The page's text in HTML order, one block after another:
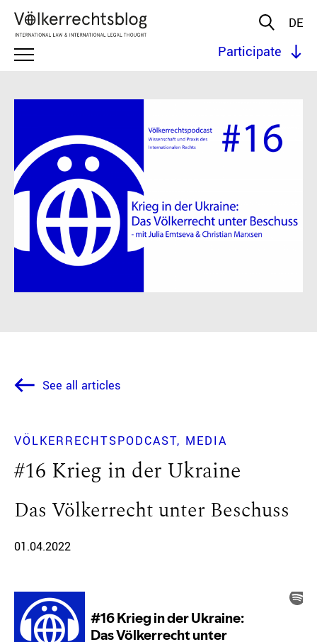
DE
Participate
See all articles
VÖLKERRECHTSPODCAST MEDIA
#16 Krieg in der Ukraine
Das Völkerrecht unter Beschuss
01.04.2022